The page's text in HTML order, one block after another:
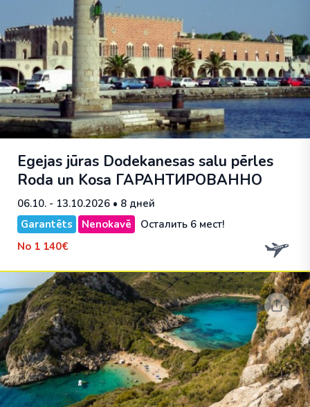
Egejas jūras Dodekanesas salu pērles
Roda un Kosa ГАРАНТИРОВАННО
06.10. - 13.10.2026 • 8 дней
Garantēts
Nenokavē
Осталить 6 мест!
No 1 140€